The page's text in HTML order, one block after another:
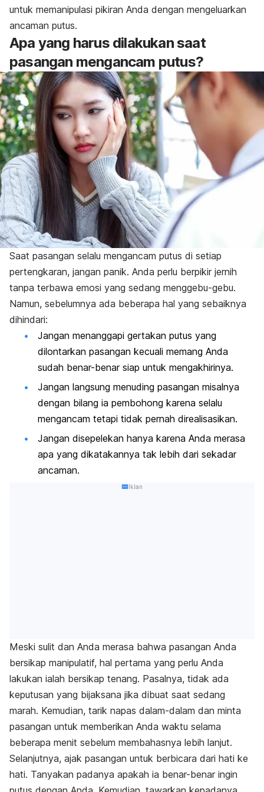
untuk memanipulasi pikiran Anda dengan mengeluarkan
ancaman putus.
Apa yang harus dilakukan saat
pasangan mengancam putus?
Saat pasangan selalu mengancam putus di setiap
pertengkaran, jangan panik. Anda perlu berpikir jernih
tanpa terbawa emosi yang sedang menggebu-gebu.
Namun, sebelumnya ada beberapa hal yang sebaiknya
dihindari:
Jangan menanggapi gertakan putus yang
dilontarkan pasangan kecuali memang Anda
sudah benar-benar siap untuk mengakhirinya.
Jangan langsung menuding pasangan misalnya
dengan bilang ia pembohong karena selalu
mengancam tetapi tidak pernah direalisasikan.
Jangan disepelekan hanya karena Anda merasa
apa yang dikatakannya tak lebih dari sekadar
ancaman.
Iklan
Meski sulit dan Anda merasa bahwa pasangan Anda
bersikap manipulatif, hal pertama yang perlu Anda
lakukan ialah bersikap tenang. Pasalnya, tidak ada
keputusan yang bijaksana jika dibuat saat sedang
marah. Kemudian, tarik napas dalam-dalam dan minta
pasangan untuk memberikan Anda waktu selama
beberapa menit sebelum membahasnya lebih lanjut.
Selanjutnya, ajak pasangan untuk berbicara dari hati ke
hati. Tanyakan padanya apakah ia benar-benar ingin